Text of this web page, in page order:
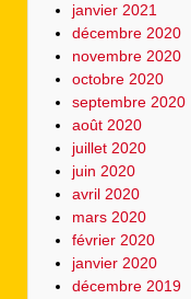
janvier 2021
décembre 2020
novembre 2020
octobre 2020
septembre 2020
août 2020
juillet 2020
juin 2020
avril 2020
mars 2020
février 2020
janvier 2020
décembre 2019